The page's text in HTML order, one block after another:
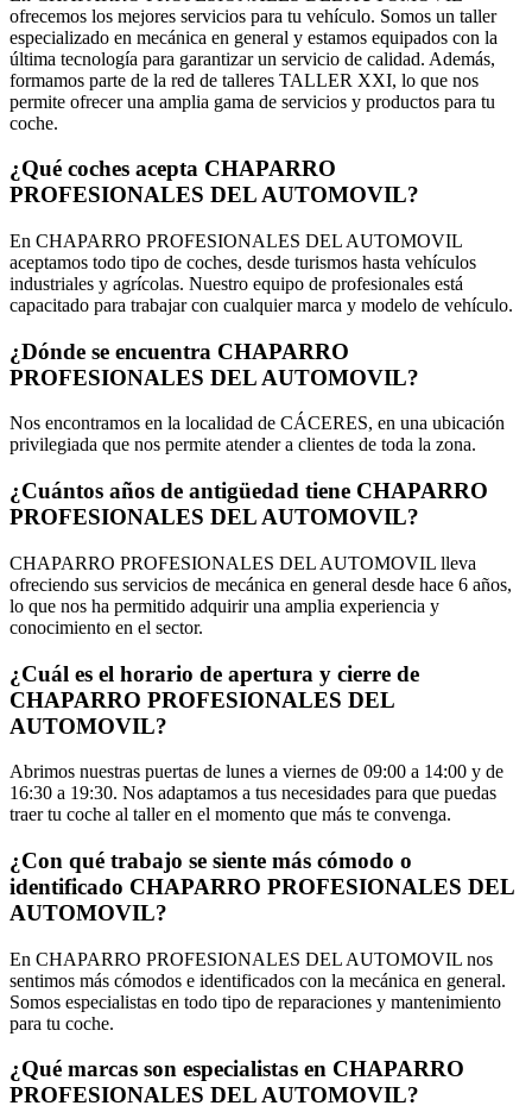
ofrecemos los mejores servicios para tu vehículo. Somos un taller
especializado en mecánica en general y estamos equipados con la
última tecnología para garantizar un servicio de calidad. Además,
formamos parte de la red de talleres TALLER XXI, lo que nos
permite ofrecer una amplia gama de servicios y productos para tu
coche.
¿Qué coches acepta CHAPARRO
PROFESIONALES DEL AUTOMOVIL?
En CHAPARRO PROFESIONALES DEL AUTOMOVIL
aceptamos todo tipo de coches, desde turismos hasta vehículos
industriales y agrícolas. Nuestro equipo de profesionales está
capacitado para trabajar con cualquier marca y modelo de vehículo.
¿Dónde se encuentra CHAPARRO
PROFESIONALES DEL AUTOMOVIL?
Nos encontramos en la localidad de CÁCERES, en una ubicación
privilegiada que nos permite atender a clientes de toda la zona.
¿Cuántos años de antigüedad tiene CHAPARRO
PROFESIONALES DEL AUTOMOVIL?
CHAPARRO PROFESIONALES DEL AUTOMOVIL lleva
ofreciendo sus servicios de mecánica en general desde hace 6 años,
lo que nos ha permitido adquirir una amplia experiencia y
conocimiento en el sector.
¿Cuál es el horario de apertura y cierre de
CHAPARRO PROFESIONALES DEL
AUTOMOVIL?
Abrimos nuestras puertas de lunes a viernes de 09:00 a 14:00 y de
16:30 a 19:30. Nos adaptamos a tus necesidades para que puedas
traer tu coche al taller en el momento que más te convenga.
¿Con qué trabajo se siente más cómodo o
identificado CHAPARRO PROFESIONALES DEL
AUTOMOVIL?
En CHAPARRO PROFESIONALES DEL AUTOMOVIL nos
sentimos más cómodos e identificados con la mecánica en general.
Somos especialistas en todo tipo de reparaciones y mantenimiento
para tu coche.
¿Qué marcas son especialistas en CHAPARRO
PROFESIONALES DEL AUTOMOVIL?